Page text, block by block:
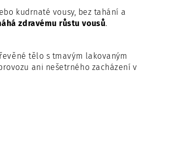
kudrnaté vousy, bez tahání a
zdravému růstu vousů.
tělo s tmavým lakovaným
ani nešetrného zacházení v